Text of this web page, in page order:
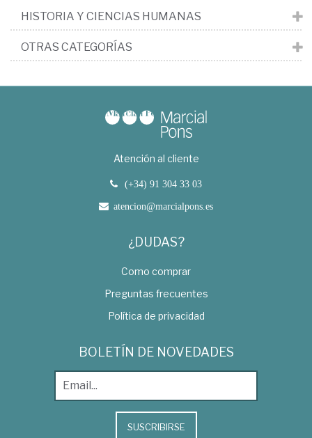
HISTORIA Y CIENCIAS HUMANAS
OTRAS CATEGORÍAS
Atención al cliente
(+34) 91 304 33 03
atencion@marcialpons.es
¿DUDAS?
Como comprar
Preguntas frecuentes
Política de privacidad
BOLETÍN DE NOVEDADES
SUSCRIBIRSE